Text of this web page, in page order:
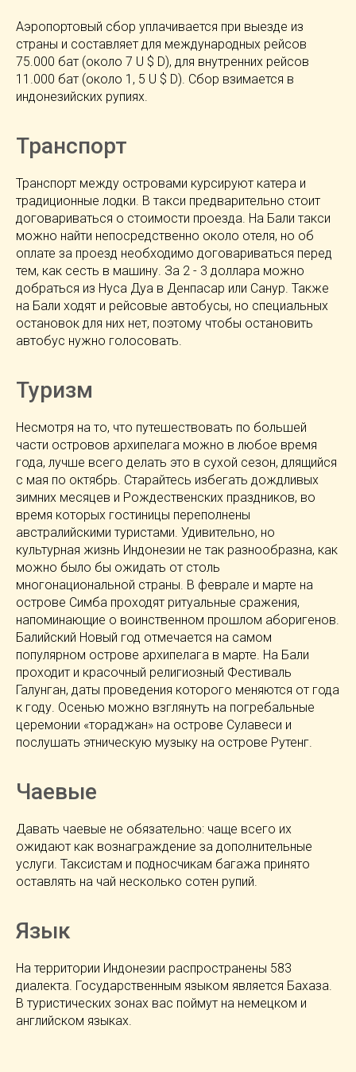
Аэропортовый сбор уплачивается при выезде из
страны и составляет для международных рейсов
75.000 бат (около 7 U $ D), для внутренних рейсов
11.000 бат (около 1, 5 U $ D). Сбор взимается в
индонезийских рупиях.
Транспорт
Транспорт между островами курсируют катера и
традиционные лодки. В такси предварительно стоит
договариваться о стоимости проезда. На Бали такси
можно найти непосредственно около отеля, но об
оплате за проезд необходимо договариваться перед
тем, как сесть в машину. За 2 - 3 доллара можно
добраться из Нуса Дуа в Денпасар или Санур. Также
на Бали ходят и рейсовые автобусы, но специальных
остановок для них нет, поэтому чтобы остановить
автобус нужно голосовать.
Туризм
Несмотря на то, что путешествовать по большей
части островов архипелага можно в любое время
года, лучше всего делать это в сухой сезон, длящийся
с мая по октябрь. Старайтесь избегать дождливых
зимних месяцев и Рождественских праздников, во
время которых гостиницы переполнены
австралийскими туристами. Удивительно, но
культурная жизнь Индонезии не так разнообразна, как
можно было бы ожидать от столь
многонациональной страны. В феврале и марте на
острове Симба проходят ритуальные сражения,
напоминающие о воинственном прошлом аборигенов.
Балийский Новый год отмечается на самом
популярном острове архипелага в марте. На Бали
проходит и красочный религиозный Фестиваль
Галунган, даты проведения которого меняются от года
к году. Осенью можно взглянуть на погребальные
церемонии «тораджан» на острове Сулавеси и
послушать этническую музыку на острове Рутенг.
Чаевые
Давать чаевые не обязательно: чаще всего их
ожидают как вознаграждение за дополнительные
услуги. Таксистам и подносчикам багажа принято
оставлять на чай несколько сотен рупий.
Язык
На территории Индонезии распространены 583
диалекта. Государственным языком является Бахаза.
В туристических зонах вас поймут на немецком и
английском языках.